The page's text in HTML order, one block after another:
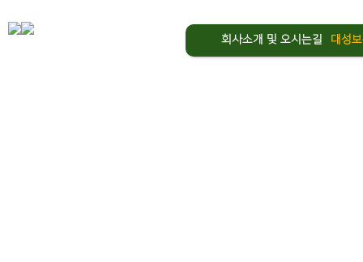
회사소개 및 오시는길 대성